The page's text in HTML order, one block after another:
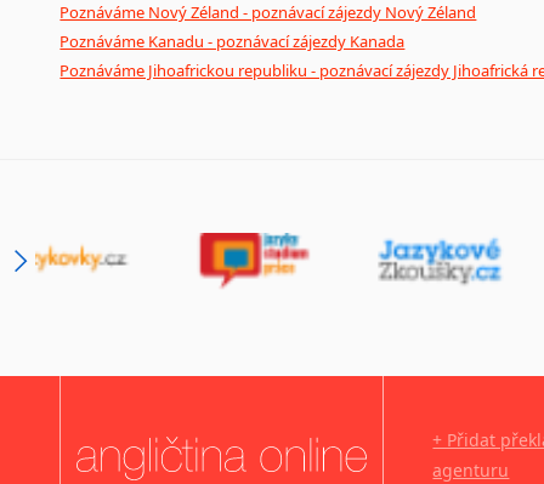
Poznáváme Nový Zéland - poznávací zájezdy Nový Zéland
Poznáváme Kanadu - poznávací zájezdy Kanada
Poznáváme Jihoafrickou republiku - poznávací zájezdy Jihoafrická
+ Přidat
agenturu